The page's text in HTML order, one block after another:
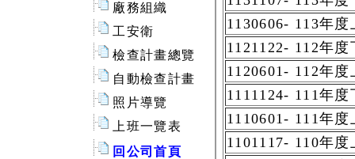
廠務組織
工安衛
檢查計畫總覽
自動檢查計畫
照片導覽
上班一覽表
回公司首頁